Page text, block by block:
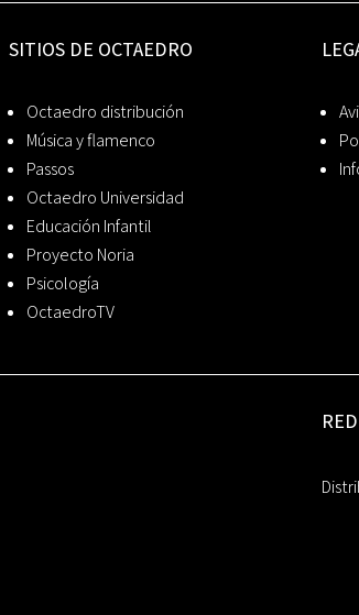
SITIOS DE OCTAEDRO
Octaedro distribución
Música y flamenco
Passos
Octaedro Universidad
Educación Infantil
Proyecto Noria
Psicología
OctaedroTV